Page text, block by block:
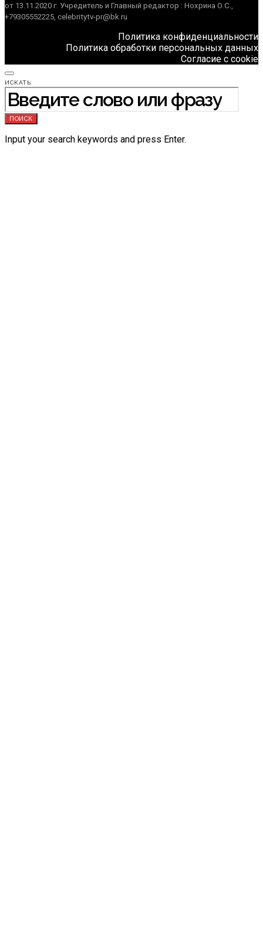
от 13.11.2020 г. Учредитель и Главный редактор : Нохрина О.С.,
+79305552225, celebritytv-pr@bk.ru
Политика конфиденциальности
Политика обработки персональных данных
Согласие с cookie
ИСКАТЬ:
ПОИСК
Input your search keywords and press Enter.